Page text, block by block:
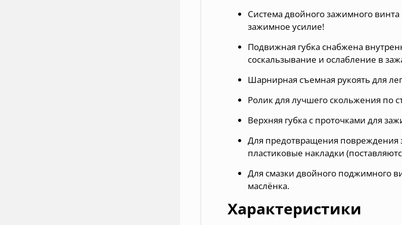
Система двойного зажимного
зажимное усилие!
Подвижная губка снабжена
соскальзывание и ослабление в
Шарнирная съемная рукоять для
Ролик для лучшего скольжения по
Верхняя губка с проточками для
Для предотвращения повреждения
пластиковые накладки
Для смазки двойного поджимного
маслёнка.
Характеристики